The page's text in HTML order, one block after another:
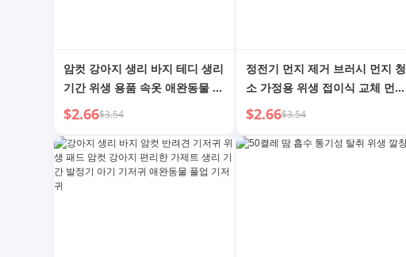
암컷 강아지 생리 바지 테디 생리
기간 위생 용품 속옷 애완동물 안
전 피임 옷
$2.66$3.54
정전기 먼지 제거 브러시 먼지 청
소 가정용 위생 접이식 교체 먼지
청소 아티팩트 먼지떨이
$2.66$3.54